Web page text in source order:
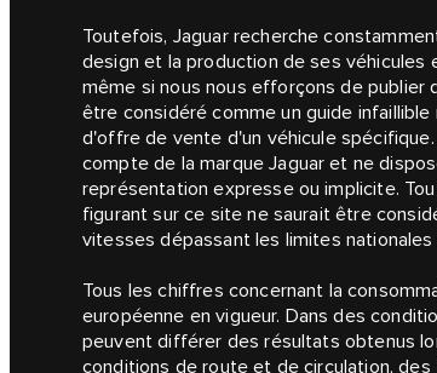
Toutefois, Jaguar recherche
design et la production de ses
même si nous nous efforçons de publier
être considéré comme un guide
d'offre de vente d'un véhicule
compte de la marque Jaguar et ne
représentation expresse ou implicite.
figurant sur ce site ne saurait être
vitesses dépassant les limites nationales
Tous les chiffres concernant la
européenne en vigueur. Dans des
peuvent différer des résultats obtenus
conditions de route et de circulation,